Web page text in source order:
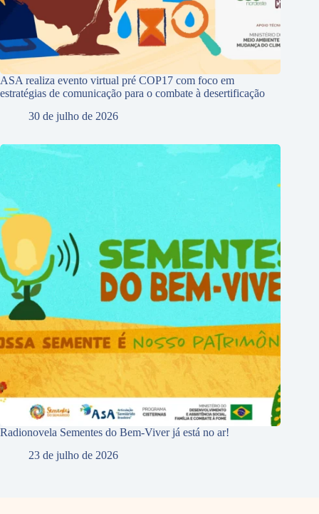
ASA realiza evento virtual pré COP17 com foco em
estratégias de comunicação para o combate à desertificação
30 de julho de 2026
Radionovela Sementes do Bem-Viver já está no ar!
23 de julho de 2026